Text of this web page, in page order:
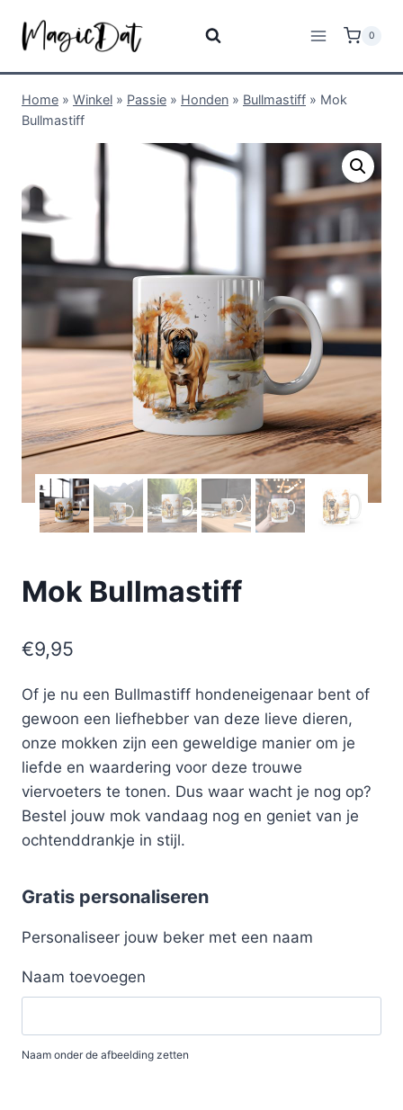
0
Home » Winkel » Passie » Honden » Bullmastiff » Mok
Bullmastiff
Mok Bullmastiff
€9,95
Of je nu een Bullmastiff hondeneigenaar bent of
gewoon een liefhebber van deze lieve dieren,
onze mokken zijn een geweldige manier om je
liefde en waardering voor deze trouwe
viervoeters te tonen. Dus waar wacht je nog op?
Bestel jouw mok vandaag nog en geniet van je
ochtenddrankje in stijl.
Gratis personaliseren
Personaliseer jouw beker met een naam
Naam toevoegen
Naam onder de afbeelding zetten